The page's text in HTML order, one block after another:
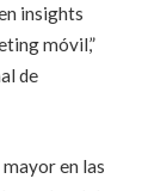
insights
móvil,”
de
en las